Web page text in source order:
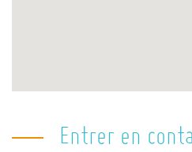
Entrer en